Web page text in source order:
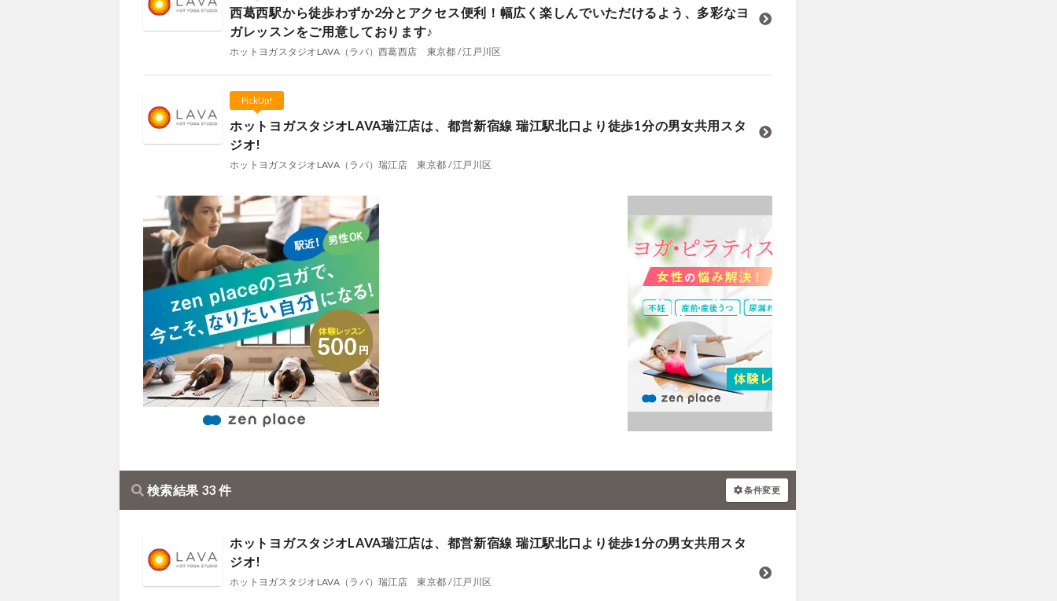
西葛西駅から徒歩わずか2分とアクセス便利！幅広く楽しんでいただけるよう、多彩なヨ
ガレッスンをご用意しております♪
ホットヨガスタジオLAVA（ラバ）西葛西店 東京都 / 江戸川区
PickUp!
ホットヨガスタジオLAVA瑞江店は、都営新宿線 瑞江駅北口より徒歩1分の男女共用スタ
ジオ!
ホットヨガスタジオLAVA（ラバ）瑞江店 東京都 / 江戸川区
検索結果 33 件 条件変更
ホットヨガスタジオLAVA瑞江店は、都営新宿線 瑞江駅北口より徒歩1分の男女共用スタ
ジオ!
ホットヨガスタジオLAVA（ラバ）瑞江店 東京都 / 江戸川区